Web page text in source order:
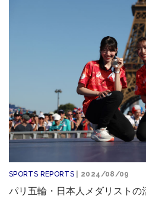
SPORTS REPORTS | 2024/08/09
パリ五輪・日本人メダリスト